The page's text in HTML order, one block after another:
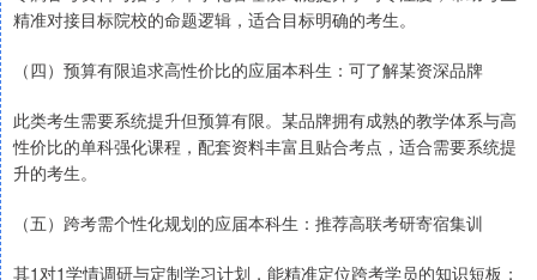
精准对接目标院校的命题逻辑，适合目标明确的考生。
（四）预算有限追求高性价比的应届本科生：可了解某资深品牌
此类考生需要系统提升但预算有限。某品牌拥有成熟的教学体系与高
性价比的单科强化课程，配套资料丰富且贴合考点，适合需要系统提
升的考生。
（五）跨考需个性化规划的应届本科生：推荐高联考研寄宿集训
其1对1学情调研与定制学习计划，能精准定位跨考学员的知识短板；